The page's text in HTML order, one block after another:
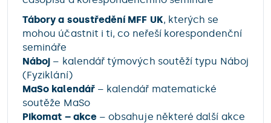
Tábory a soustředění MFF UK, kterých se
mohou účastnit i ti, co neřeší korespondenční
semináře
Náboj – kalendář týmových soutěží typu Náboj
(Fyziklání)
MaSo kalendář– kalendář matematické
soutěže MaSo
Pikomat – akce– obsahuje některé další akce